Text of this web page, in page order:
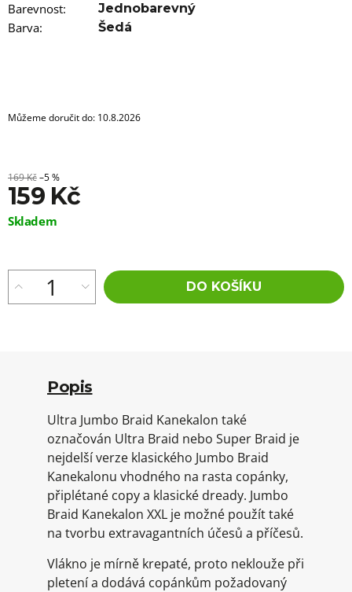
Barevnost: Jednobarevný
Barva: Šedá
Můžeme doručit do: 10.8.2026
169 Kč–5 %
159 Kč
Měrná
Skladem
DO KOŠÍKU
Popis
Ultra Jumbo Braid Kanekalon také
označován Ultra Braid nebo Super Braid je
nejdelší verze klasického Jumbo Braid
Kanekalonu vhodného na rasta copánky,
připlétané copy a klasické dready. Jumbo
Braid Kanekalon XXL je možné použít také
na tvorbu extravagantních účesů a příčesů.
Vlákno je mírně krepaté, proto neklouže při
pletení a dodává copánkům požadovaný